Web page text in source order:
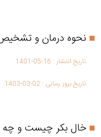
نحوه درمان و
تاریخ انتشار : 1401-05-16
تاریخ بروز رسانی : 1403-03-02
خال بکر چیست و چه